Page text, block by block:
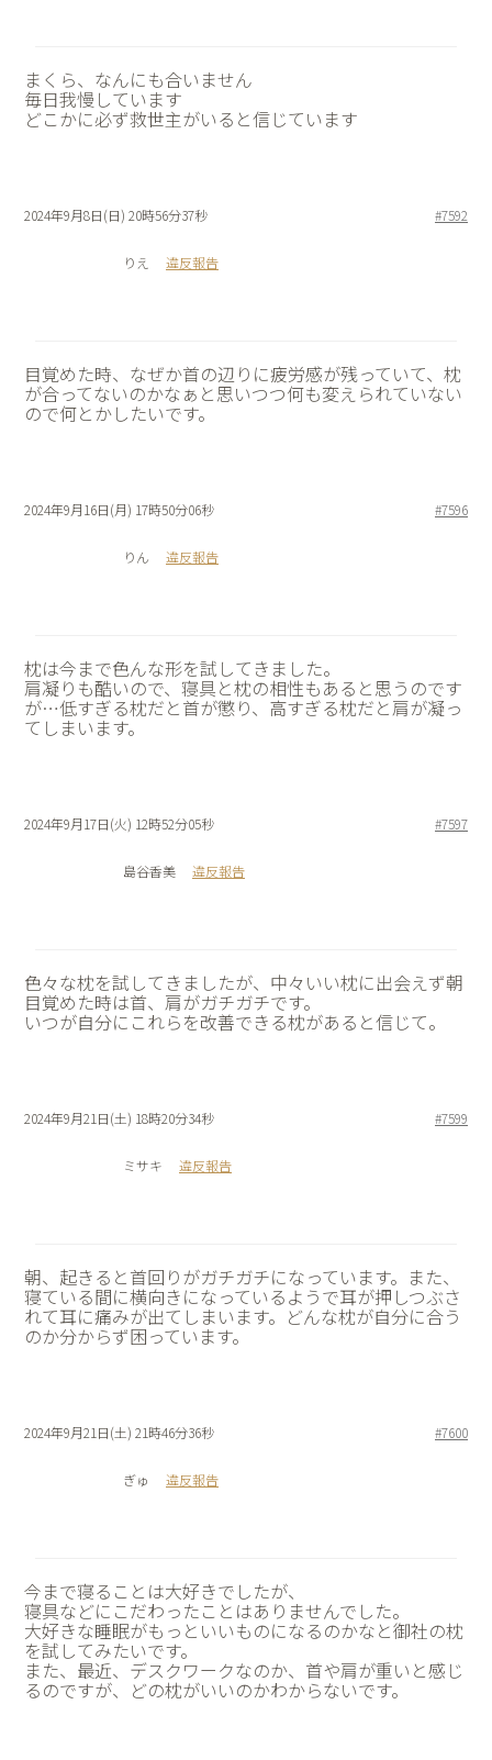
まくら、なんにも合いません
毎日我慢しています
どこかに必ず救世主がいると信じています
2024年9月8日(日) 20時56分37秒 #7592
りえ 違反報告
目覚めた時、なぜか首の辺りに疲労感が残っていて、枕
が合ってないのかなぁと思いつつ何も変えられていない
ので何とかしたいです。
2024年9月16日(月) 17時50分06秒 #7596
りん 違反報告
枕は今まで色んな形を試してきました。
肩凝りも酷いので、寝具と枕の相性もあると思うのです
が…低すぎる枕だと首が懲り、高すぎる枕だと肩が凝っ
てしまいます。
2024年9月17日(火) 12時52分05秒 #7597
島谷香美 違反報告
色々な枕を試してきましたが、中々いい枕に出会えず朝
目覚めた時は首、肩がガチガチです。
いつが自分にこれらを改善できる枕があると信じて。
2024年9月21日(土) 18時20分34秒 #7599
ミサキ 違反報告
朝、起きると首回りがガチガチになっています。また、
寝ている間に横向きになっているようで耳が押しつぶさ
れて耳に痛みが出てしまいます。どんな枕が自分に合う
のか分からず困っています。
2024年9月21日(土) 21時46分36秒 #7600
ぎゅ 違反報告
今まで寝ることは大好きでしたが、
寝具などにこだわったことはありませんでした。
大好きな睡眠がもっといいものになるのかなと御社の枕
を試してみたいです。
また、最近、デスクワークなのか、首や肩が重いと感じ
るのですが、どの枕がいいのかわからないです。